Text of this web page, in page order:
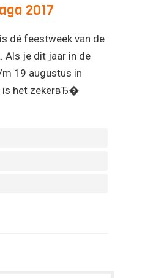
2017
dé feestweek van de
Als je dit jaar in de
19 augustus in
is het zekerвЂ�